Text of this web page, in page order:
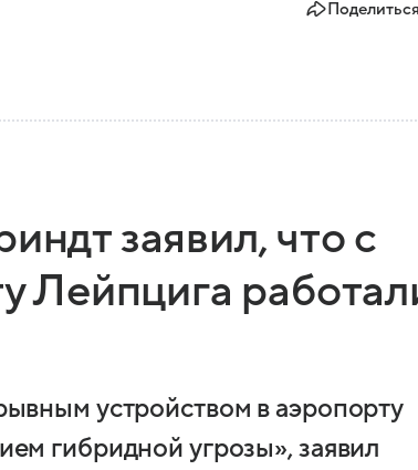
Поделиться
заявил, что с
Лейпцига
устройством в аэропорту
гибридной угрозы», заявил